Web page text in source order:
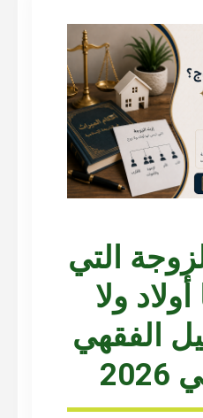
التي
ولا
الفقهي